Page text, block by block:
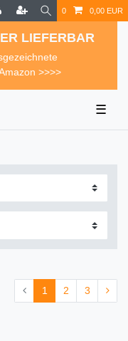
0 0,00 EUR
LIEFERBAR
>>>>
☰
1 2 3